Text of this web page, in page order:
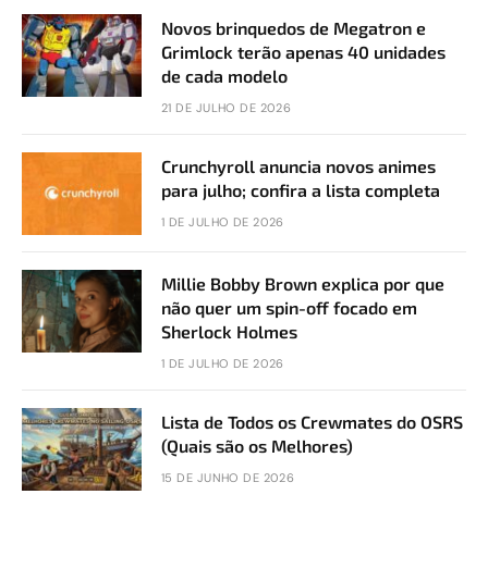
Novos brinquedos de Megatron e
Grimlock terão apenas 40 unidades
de cada modelo
21 DE JULHO DE 2026
Crunchyroll anuncia novos animes
para julho; confira a lista completa
1 DE JULHO DE 2026
Millie Bobby Brown explica por que
não quer um spin-off focado em
Sherlock Holmes
1 DE JULHO DE 2026
Lista de Todos os Crewmates do OSRS
(Quais são os Melhores)
15 DE JUNHO DE 2026